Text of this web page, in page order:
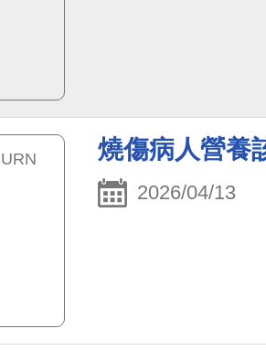
燒傷病人營養
2026/04/13